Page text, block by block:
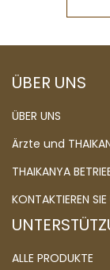
ÜBER UNS
ÜBER UNS
Ärzte und
THAIKANYA
KONTAKTIEREN SIE